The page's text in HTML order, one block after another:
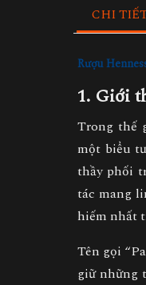
CHI
Rượu
1. Giới
Trong thế
một biểu
thầy phối
tác mang
hiếm nhất
Tên gọi
giữ những